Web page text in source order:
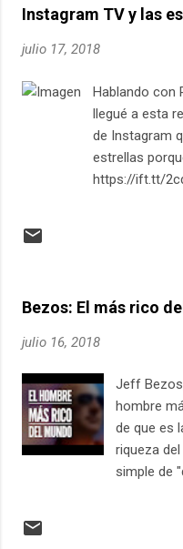
Instagram TV y las
julio 17, 2018
Hablando con
llegué a esta
de Instagram
estrellas
https://ift.tt/
vida? https://
Bezos: El más rico
julio 16, 2018
Jeff
hombre
de que es
riqueza
simple de